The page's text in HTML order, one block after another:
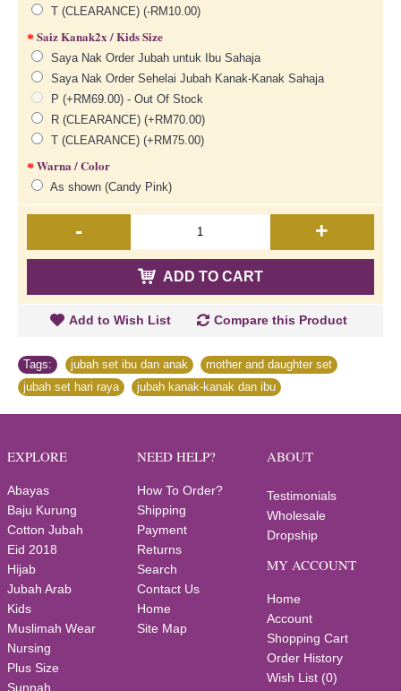
T (CLEARANCE) (-RM10.00)
Saiz Kanak2x / Kids Size
Saya Nak Order Jubah untuk Ibu Sahaja
Saya Nak Order Sehelai Jubah Kanak-Kanak Sahaja
P (+RM69.00) - Out Of Stock
R (CLEARANCE) (+RM70.00)
T (CLEARANCE) (+RM75.00)
Warna / Color
As shown (Candy Pink)
- +
ADD TO CART
Add to Wish List Compare this Product
Tags: jubah set ibu dan anak mother and daughter set
jubah set hari raya
jubah kanak-kanak dan ibu
EXPLORE
Abayas
Baju Kurung
Cotton Jubah
Eid 2018
Hijab
Jubah Arab
Kids
Muslimah Wear
Nursing
Plus Size
Sunnah
NEED HELP?
How To Order?
Shipping
Payment
Returns
Search
Contact Us
Home
Site Map
ABOUT
Testimonials
Wholesale
Dropship
MY ACCOUNT
Home
Account
Shopping Cart
Order History
Wish List (0)